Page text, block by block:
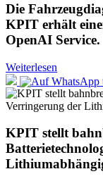
Die
KPIT erhält
OpenAI Service.
Weiterlesen
KPIT stellt